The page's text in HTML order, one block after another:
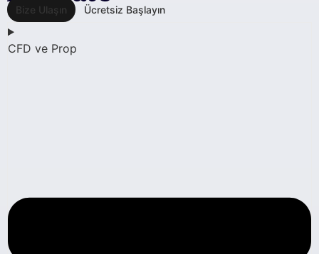
Bize Ulaşın Ücretsiz Başlayın
CFD ve Prop